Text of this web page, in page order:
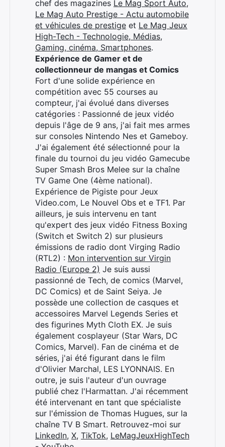
chef des magazines Le Mag Sport Auto,
Le Mag Auto Prestige - Actu automobile
et véhicules de prestige et Le Mag Jeux
High-Tech - Technologie, Médias,
Gaming, cinéma, Smartphones.
Expérience de Gamer et de
collectionneur de mangas et Comics
Fort d'une solide expérience en
compétition avec 55 courses au
compteur, j'ai évolué dans diverses
catégories : Passionné de jeux vidéo
depuis l'âge de 9 ans, j'ai fait mes armes
sur consoles Nintendo Nes et Gameboy.
J'ai également été sélectionné pour la
finale du tournoi du jeu vidéo Gamecube
Super Smash Bros Melee sur la chaîne
TV Game One (4ème national).
Expérience de Pigiste pour Jeux
Video.com, Le Nouvel Obs et e TF1. Par
ailleurs, je suis intervenu en tant
qu'expert des jeux vidéo Fitness Boxing
(Switch et Switch 2) sur plusieurs
émissions de radio dont Virging Radio
(RTL2) : Mon intervention sur Virgin
Radio (Europe 2) Je suis aussi
passionné de Tech, de comics (Marvel,
DC Comics) et de Saint Seiya. Je
possède une collection de casques et
accessoires Marvel Legends Series et
des figurines Myth Cloth EX. Je suis
également cosplayeur (Star Wars, DC
Comics, Marvel). Fan de cinéma et de
séries, j'ai été figurant dans le film
d'Olivier Marchal, LES LYONNAIS. En
outre, je suis l'auteur d'un ouvrage
publié chez l'Harmattan. J'ai récemment
été intervenant en tant que spécialiste
sur l'émission de Thomas Hugues, sur la
chaîne TV B Smart. Retrouvez-moi sur
LinkedIn, X, TikTok, LeMagJeuxHighTech